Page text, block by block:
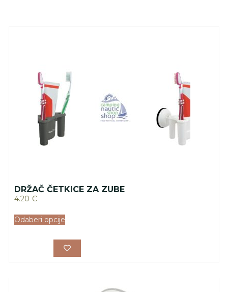
DRŽAČ ČETKICE ZA ZUBE
4.20 €
Odaberi opcije